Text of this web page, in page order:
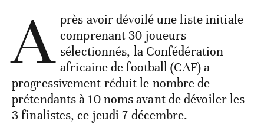
A près avoir dévoilé une liste initiale
comprenant 30 joueurs
sélectionnés, la Confédération
africaine de football (CAF) a
progressivement réduit le nombre de
prétendants à 10 noms avant de dévoiler les
3 finalistes, ce jeudi 7 décembre.